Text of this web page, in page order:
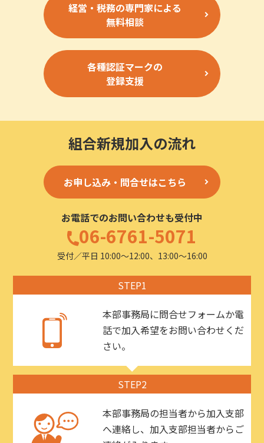
経営・税務の専門家による
無料相談
各種認証マークの
登録支援
組合新規加入の流れ
お申し込み・問合せはこちら
お電話でのお問い合わせも受付中
06-6761-5071
受付／平日 10:00〜12:00、13:00〜16:00
STEP1
本部事務局に問合せフォームか電
話で加入希望をお問い合わせくだ
さい。
STEP2
本部事務局の担当者から加入支部
へ連絡し、加入支部担当者からご